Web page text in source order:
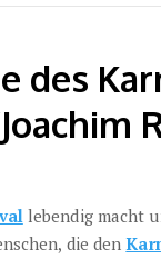
des
lebendig macht
die den